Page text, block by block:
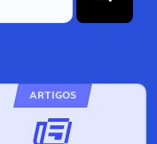
ARTIGOS